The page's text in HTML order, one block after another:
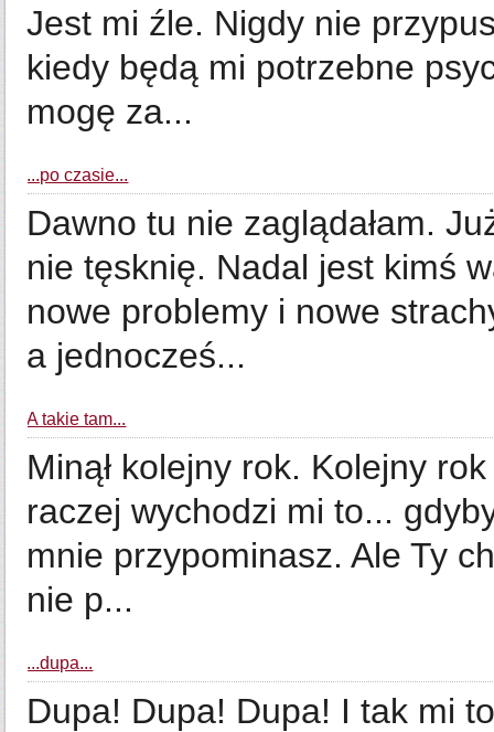
Jest mi źle. Nigdy nie
kiedy będą mi potrzebne
mogę za...
...po czasie...
Dawno tu nie zaglądałam.
nie tęsknię. Nadal jest kimś
nowe problemy i nowe
a jednocześ...
A takie tam...
Minął kolejny rok. Kolejny
raczej wychodzi mi to...
mnie przypominasz. Ale Ty
nie p...
...dupa...
Dupa! Dupa! Dupa! I tak mi